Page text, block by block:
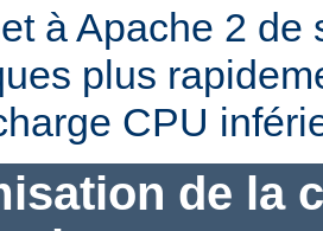
à Apache 2 de
plus
CPU
de la